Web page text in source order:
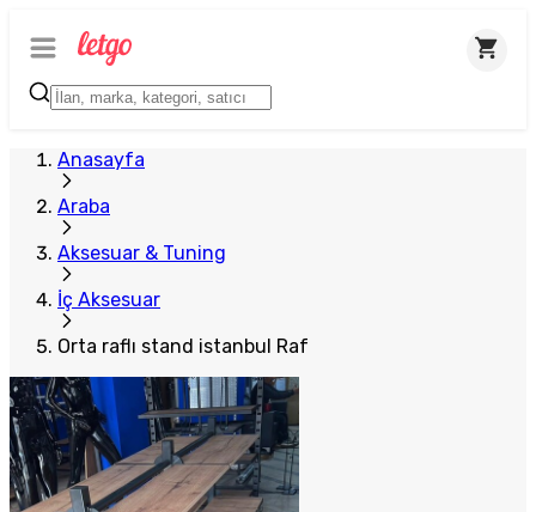
Anasayfa
Araba
Aksesuar & Tuning
İç Aksesuar
Orta raflı stand istanbul Raf